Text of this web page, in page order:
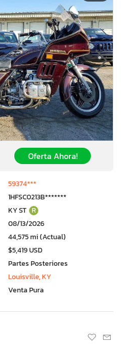
Oferta Ahora!
59374***
1HFSC0213B*******
KY ST R
08/13/2026
44,575 mi (Actual)
$5,419 USD
Partes Posteriores
Louisville, KY
Venta Pura